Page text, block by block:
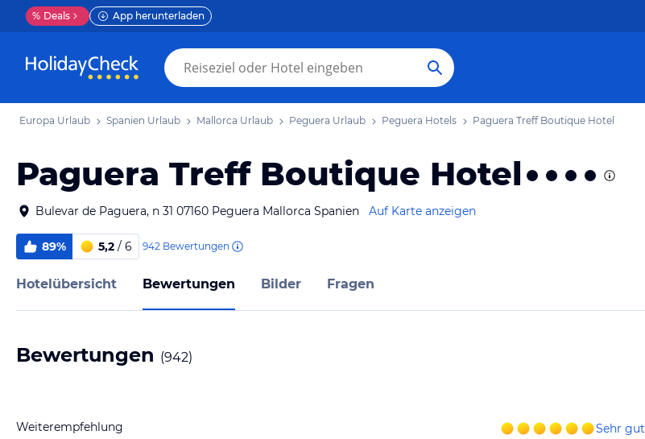
% Deals App herunterladen
Europa Urlaub Spanien Urlaub Mallorca Urlaub Peguera Urlaub Peguera Hotels Paguera Treff Boutique Hotel
Paguera Treff Boutique Hotel
Bulevar de Paguera, n 31 07160 Peguera Mallorca Spanien Auf Karte anzeigen
89% 5,2 / 6 942 Bewertungen
Hotelübersicht Bewertungen Bilder Fragen
Bewertungen (942)
Weiterempfehlung Sehr gut